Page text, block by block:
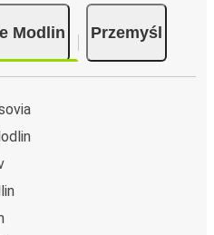
Modlin Przemyśl